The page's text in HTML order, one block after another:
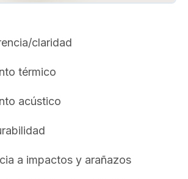
claridad
térmico
acústico
a impactos y arañazos